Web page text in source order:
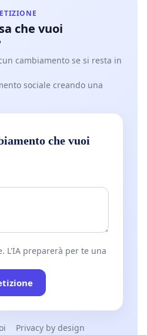
che vuoi
cambiamento se si resta in
sociale creando una
che vuoi
L'IA preparerà per te una
Privacy by design